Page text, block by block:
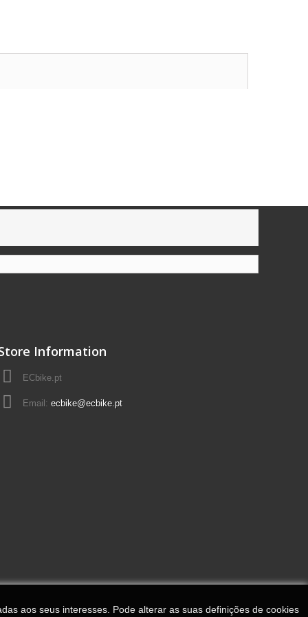
Information
ECbike.pt
Email: ecbike@ecbike.pt
aos seus interesses. Pode alterar as suas definições de cookies